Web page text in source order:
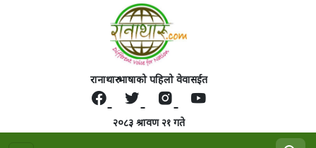
रानाथारु भाषाको पहिलो वेवासईत
२०८३ श्रावण २१ गते